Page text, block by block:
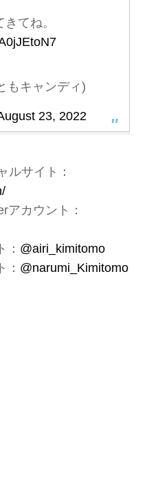
てね。
もキャンディ)
23, 2022
ルサイト：
アカウント：
： @airi_kimitomo
： @narumi_Kimitomo